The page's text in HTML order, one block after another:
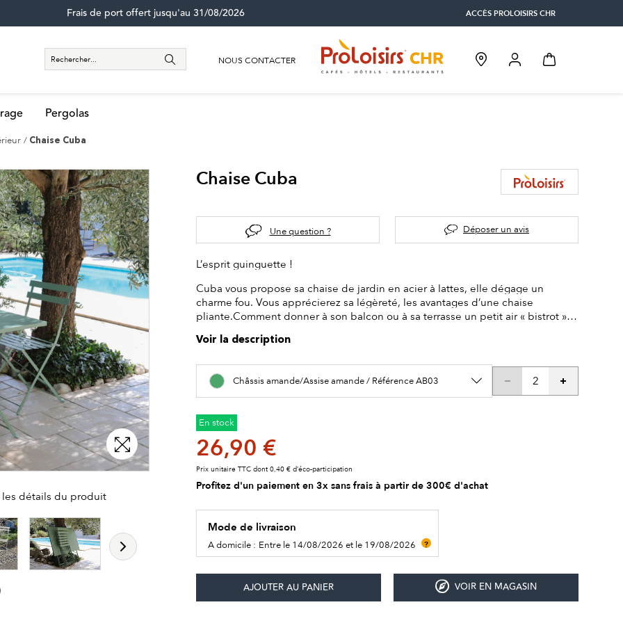
ACCÈS PROLOISIRS CHR
Frais de port offert jusqu'au 31/08/2026
NOUS CONTACTER
Pergolas
Chaise Cuba
détails du produit
détails du produit
détails du produit
Chaise Cuba
Une question ? Déposer un avis
L’esprit guinguette !
Cuba vous propose sa chaise de jardin en acier à lattes, elle dégage un
charme fou. Vous apprécierez sa légèreté, les avantages d’une chaise
pliante.Comment donner à son balcon ou à sa terrasse un petit air « bistrot »…
Voir la description
Châssis amande/Assise amande / Référence AB03
En stock
26,90 €
Prix unitaire TTC dont 0,40 € d’éco-participation
Profitez d'un paiement en 3x sans frais à partir de 300€ d'achat
Mode de livraison
A domicile : Entre le 14/08/2026 et le 19/08/2026 ?
VOIR EN MAGASIN